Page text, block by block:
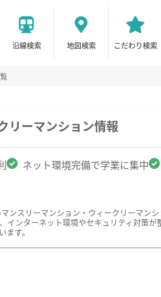
沿線検索 地図検索 こだわり検索
リーマンション情報
ネット環境完備で学業に集中
スリーマンション・ウィークリーマン
ンターネット環境やセキュリティ対策
す。